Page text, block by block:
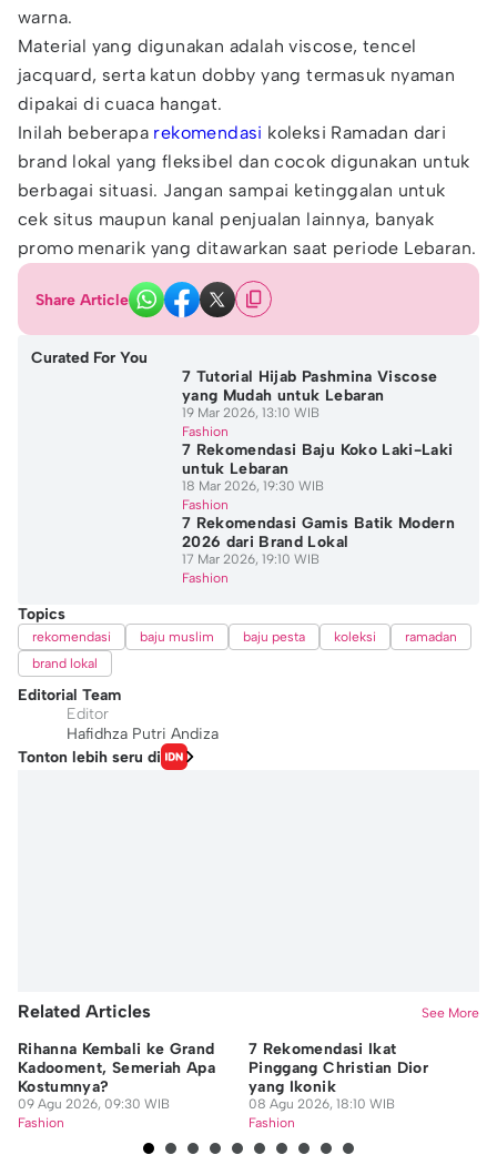
warna.
Material yang digunakan adalah viscose, tencel
jacquard, serta katun dobby yang termasuk nyaman
dipakai di cuaca hangat.
Inilah beberapa rekomendasi koleksi Ramadan dari
brand lokal yang fleksibel dan cocok digunakan untuk
berbagai situasi. Jangan sampai ketinggalan untuk
cek situs maupun kanal penjualan lainnya, banyak
promo menarik yang ditawarkan saat periode Lebaran.
Share Article
Curated For You
7 Tutorial Hijab Pashmina Viscose
yang Mudah untuk Lebaran
19 Mar 2026, 13:10 WIB
Fashion
7 Rekomendasi Baju Koko Laki-Laki
untuk Lebaran
18 Mar 2026, 19:30 WIB
Fashion
7 Rekomendasi Gamis Batik Modern
2026 dari Brand Lokal
17 Mar 2026, 19:10 WIB
Fashion
Topics
rekomendasi baju muslim baju pesta koleksi
ramadan
brand lokal
Editorial Team
Editor
Hafidhza Putri Andiza
Tonton lebih seru di
Related Articles See More
Rihanna Kembali ke Grand
Kadooment, Semeriah Apa
Kostumnya?
09 Agu 2026, 09:30 WIB
Fashion
7 Rekomendasi Ikat
Pinggang Christian Dior
yang Ikonik
08 Agu 2026, 18:10 WIB
Fashion